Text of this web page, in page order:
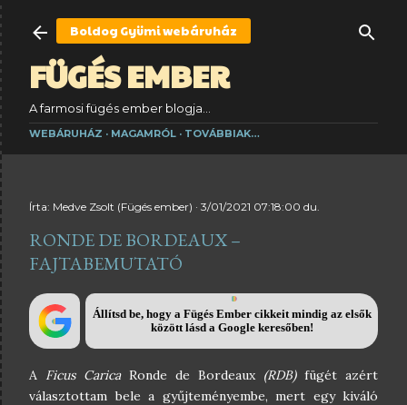
Ugrás a fő tartalomra
FÜGÉS EMBER
A farmosi fügés ember blogja...
Boldog Gyümiwebáruház
WEBÁRUHÁZ MAGAMRÓL TOVÁBBIAK…
Írta: Medve Zsolt (Fügés ember) 3/01/2021 07:18:00 du.
RONDE DE BORDEAUX –
FAJTABEMUTATÓ
Állítsd be, hogy a Fügés Ember cikkeit mindig az elsők
között lásd a Google keresőben!
A Ficus CaricaRonde de Bordeaux (RDB)fügét azért
választottam bele a gyűjteményembe, mert egy kiváló